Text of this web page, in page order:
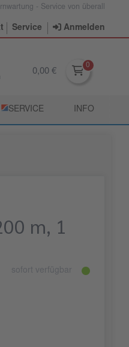
- Service von überall
Service Anmelden
0,00 €
­SERVICE INFO
m, 1
sofort verfügbar